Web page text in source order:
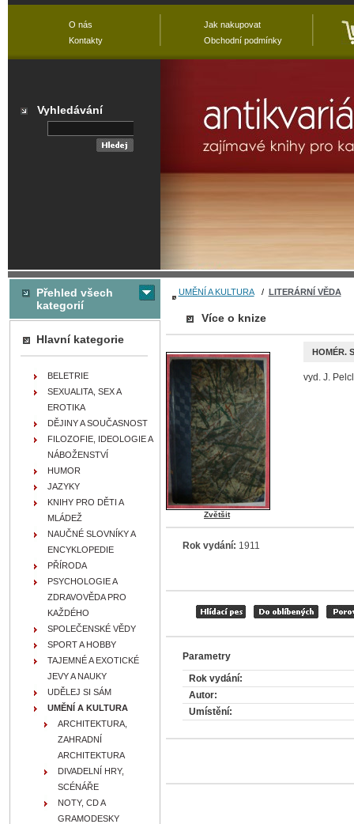
UMĚNÍ A KULTURA/ LITERÁRNÍ VĚDA
Více o knize
Zvětšit
HOMÉR.
vyd. J.
Rok vydání: 1911
Parametry
Rok vydání:
Autor:
Umístění:
Přehled všech
kategorií
Hlavní kategorie
BELETRIE
SEXUALITA, SEX A
EROTIKA
DĚJINY A SOUČASNOST
FILOZOFIE, IDEOLOGIE A
NÁBOŽENSTVÍ
HUMOR
JAZYKY
KNIHY PRO DĚTI A
MLÁDEŽ
NAUČNÉ SLOVNÍKY A
ENCYKLOPEDIE
PŘÍRODA
PSYCHOLOGIE A
ZDRAVOVĚDA PRO
KAŽDÉHO
SPOLEČENSKÉ VĚDY
SPORT A HOBBY
TAJEMNÉ A EXOTICKÉ
JEVY A NAUKY
UDĚLEJ SI SÁM
UMĚNÍ A KULTURA
ARCHITEKTURA,
ZAHRADNÍ
ARCHITEKTURA
DIVADELNÍ HRY,
SCÉNÁŘE
NOTY, CD A
GRAMODESKY
O nás
Kontakty
Jak nakupovat
Obchodní podmínky
Vyhledávání